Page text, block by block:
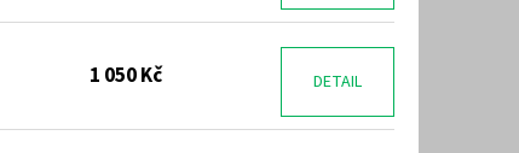
1 050 Kč DETAIL